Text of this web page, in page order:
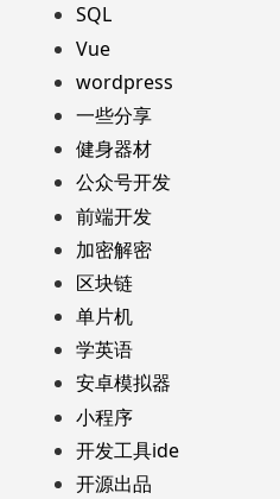
SQL
Vue
wordpress
一些分享
健身器材
公众号开发
前端开发
加密解密
区块链
单片机
学英语
安卓模拟器
小程序
开发工具ide
开源出品